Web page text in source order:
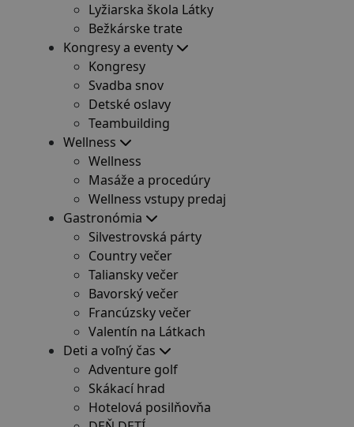
Lyžiarska škola Látky
Bežkárske trate
Kongresy a eventy
Kongresy
Svadba snov
Detské oslavy
Teambuilding
Wellness
Wellness
Masáže a procedúry
Wellness vstupy predaj
Gastronómia
Silvestrovská párty
Country večer
Taliansky večer
Bavorský večer
Francúzsky večer
Valentín na Látkach
Deti a voľný čas
Adventure golf
Skákací hrad
Hotelová posilňovňa